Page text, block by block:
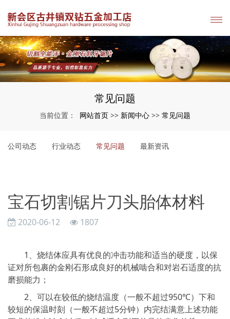
常见问题
当前位置： 网站首页 >> 新闻中心 >> 常见问题
公司动态 行业动态 常见问题 最新资讯
宝石切割锯片刀头胎体材料
2020-06-12 1807
1、烧结体应具有优良的冲击功能和适当的硬度，以保
证对所包裹的金刚石形成良好的机械啮合和对岩石适度的抗
磨损能力；
2、可以在较低的烧结温度（一般不超过950℃）下和
较短的保温时刻（一般不超过5分钟）内完结满意上述功能